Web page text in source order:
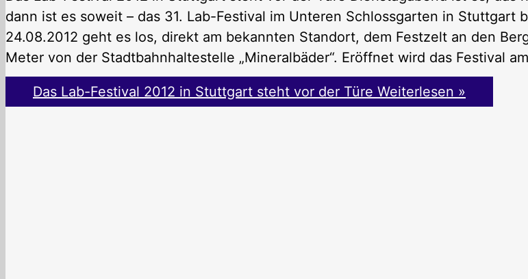
dann ist es soweit – das 31. Lab-Festival im Unteren Schlossgarten in Stuttgart
24.08.2012 geht es los, direkt am bekannten Standort, dem Festzelt an den
Meter von der Stadtbahnhaltestelle „Mineralbäder“. Eröffnet wird das Festival am
Das Lab-Festival 2012 in Stuttgart steht vor der Türe Weiterlesen »